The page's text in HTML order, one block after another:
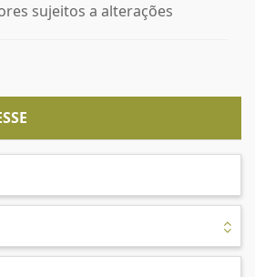
sujeitos a alterações